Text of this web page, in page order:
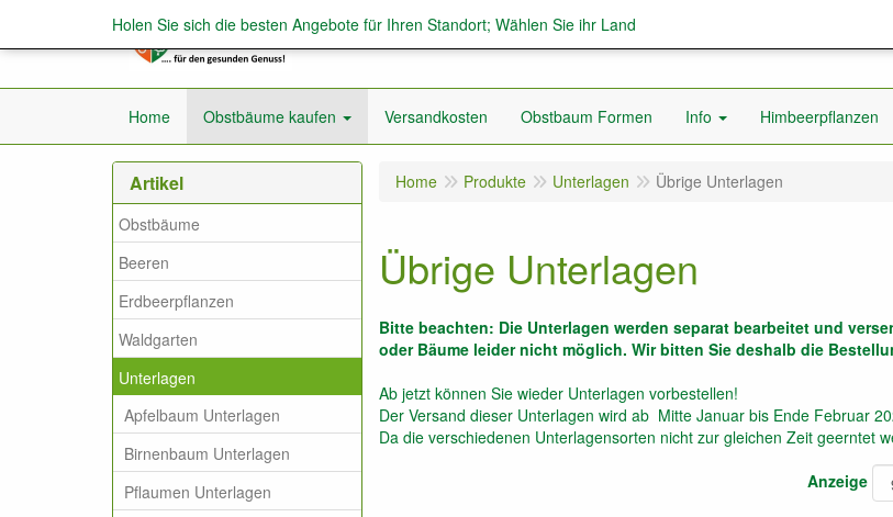
Home Obstbäume kaufen Versandkosten Obstbaum Formen Info Himbeerpflanzen
Artikel
Obstbäume
Beeren
Erdbeerpflanzen
Waldgarten
Unterlagen
Apfelbaum Unterlagen
Birnenbaum Unterlagen
Pflaumen Unterlagen
Home Produkte Unterlagen Übrige Unterlagen
Übrige Unterlagen
Bitte beachten: Die Unterlagen werden separat bearbeitet und
oder Bäume leider nicht möglich. Wir bitten Sie deshalb die
Ab jetzt können Sie wieder Unterlagen vorbestellen!
Der Versand dieser Unterlagen wird ab Mitte Januar bis Ende Februar
Da die verschiedenen Unterlagensorten nicht zur gleichen Zeit geerntet
Anzeige
Holen Sie sich die besten Angebote für Ihren Standort; Wählen Sie ihr Land